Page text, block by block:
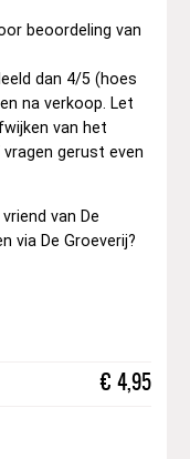
beoordeling van
dan 4/5 (hoes
na verkoop. Let
van het
gerust even
van De
via De Groeverij?
€ 4,95